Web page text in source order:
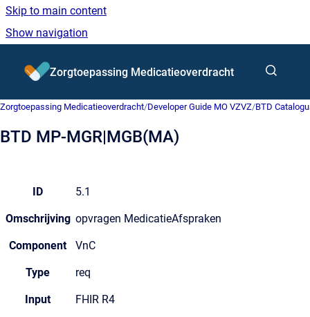
Skip to main content
Show navigation
Go to homepage
Zorgtoepassing Medicatieoverdracht
Zorgtoepassing Medicatieoverdracht/Developer Guide MO VZVZ/BTD
BTD MP-MGR|MGB(MA)
ID 5.1
Omschrijving opvragen MedicatieAfspraken
Component VnC
Type req
Input FHIR R4